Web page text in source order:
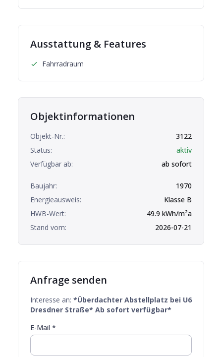
Ausstattung & Features
Fahrradraum
Objektinformationen
Objekt-Nr.:
3122
Status:
aktiv
Verfügbar ab:
ab sofort
Baujahr:
1970
Energieausweis:
Klasse B
HWB-Wert:
49.9 kWh/m²a
Stand vom:
2026-07-21
Anfrage senden
Interesse an: *Überdachter Abstellplatz bei U6
Dresdner Straße* Ab sofort verfügbar*
E-Mail *